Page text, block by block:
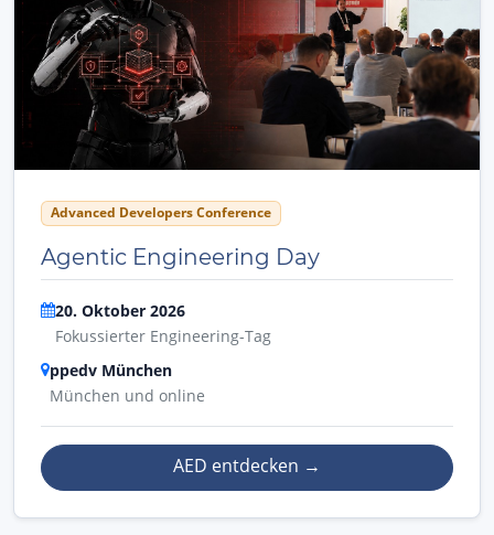
Advanced Developers Conference
Agentic Engineering Day
20. Oktober 2026
Fokussierter Engineering-Tag
ppedv München
München und online
AED entdecken →